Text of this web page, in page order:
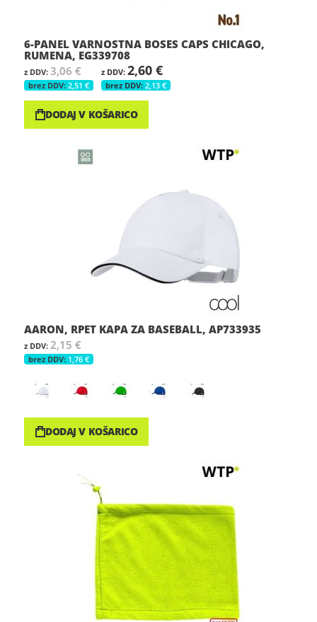
6-PANEL VARNOSTNA BOSES CAPS CHICAGO,
RUMENA, EG339708
3,06 €
2,51 €
2,60 €
2,13 €
DODAJ V KOŠARICO
AARON, RPET KAPA ZA BASEBALL, AP733935
2,15 €
1,76 €
DODAJ V KOŠARICO